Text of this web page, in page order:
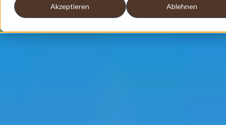
Akzeptieren Ablehnen